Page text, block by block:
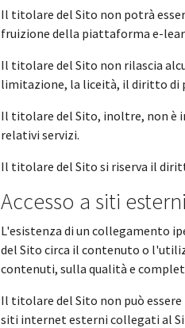
Il titolare del Sito non potrà
fruizione della piattaforma e-
Il titolare del Sito non rilascia
limitazione, la liceità, il diritto di
Il titolare del Sito, inoltre, non è
relativi servizi.
Il titolare del Sito si riserva il
Accesso a siti
L'esistenza di un collegamento
del Sito circa il contenuto o
contenuti, sulla qualità e
Il titolare del Sito non può
siti internet esterni collegati al